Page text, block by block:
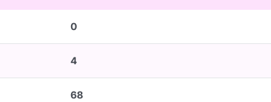
0
4
68